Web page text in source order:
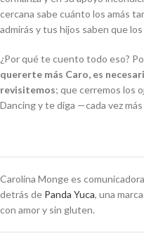
cercana sabe cuánto los amás
admirás y tus hijos saben que
¿Por qué te cuento todo eso?
quererte más Caro, es
revisitemos; que cerremos los
Dancing y te diga —cada vez
Carolina Monge es
detrás de Panda Yuca, una
con amor y sin gluten.